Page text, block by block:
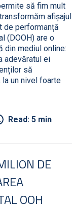
să fim mult
afișajul
de performanță
(DOOH) are o
din mediul online:
adevăratul ei
să
un nivel foarte
Read: 5 min
DE
OOH